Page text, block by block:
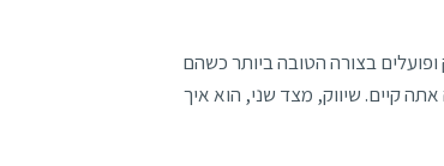
בצורה הטובה ביותר כשהם
קיים. שיווק, מצד שני, הוא איך